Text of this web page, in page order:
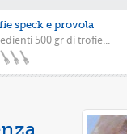
speck e provola
500 gr di trofie...
la scarola